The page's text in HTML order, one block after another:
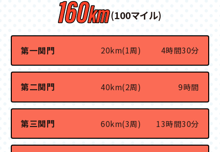
(100マイル)
第一関門 20km(1周) 4時間30分
第二関門 40km(2周) 9時間
第三関門 60km(3周) 13時間30分